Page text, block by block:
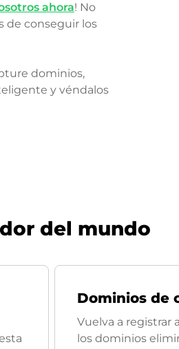
ahora! No
de conseguir los
dominios,
y véndalos
del mundo
Dominios de
Vuelva a
los dominios